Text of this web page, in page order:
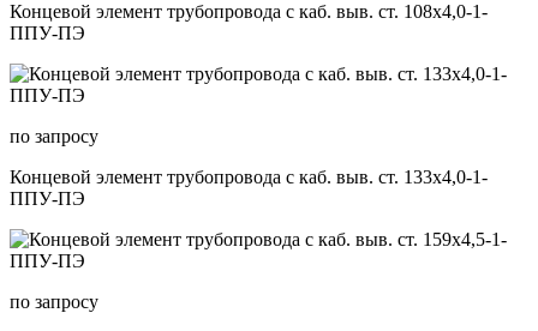
Концевой элемент трубопровода с каб. выв. ст. 108х4,0-1-
ППУ-ПЭ
по запросу
Концевой элемент трубопровода с каб. выв. ст. 133х4,0-1-
ППУ-ПЭ
по запросу